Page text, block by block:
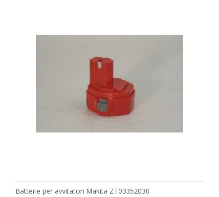
Batterie per avvitatori Makita ZT03352030